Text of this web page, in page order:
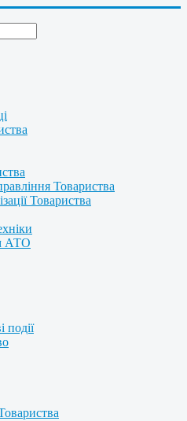
Товариства
Товариства
АТО
події